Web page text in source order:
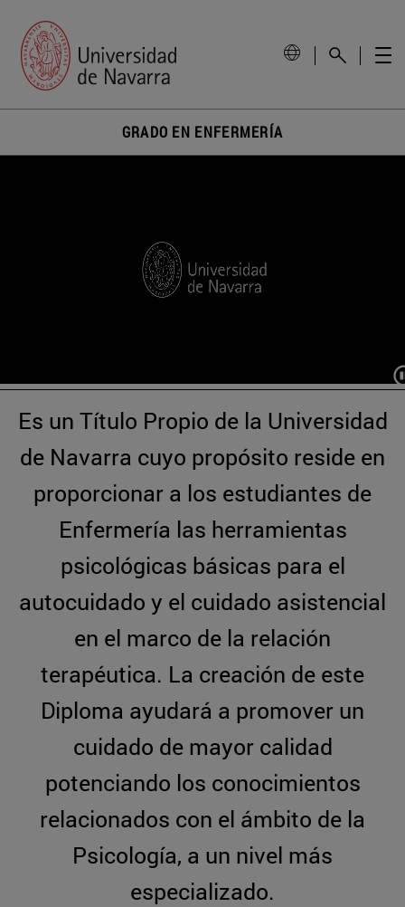
GRADO EN ENFERMERÍA
Es un Título Propio de la Universidad
de Navarra cuyo propósito reside en
proporcionar a los estudiantes de
Enfermería las herramientas
psicológicas básicas para el
autocuidado y el cuidado asistencial
en el marco de la relación
terapéutica. La creación de este
Diploma ayudará a promover un
cuidado de mayor calidad
potenciando los conocimientos
relacionados con el ámbito de la
Psicología, a un nivel más
especializado.